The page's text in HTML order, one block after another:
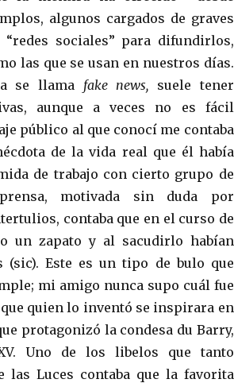
algunos cargados de graves
sociales” para difundirlos,
las que se usan en nuestros días.
se llama fake news, suele tener
aunque a veces no es fácil
público al que conocí me contaba
de la vida real que él había
de trabajo con cierto grupo de
motivada sin duda por
contaba que en el curso de
un zapato y al sacudirlo habían
(sic). Este es un tipo de bulo que
mi amigo nunca supo cuál fue
quien lo inventó se inspirara en
protagonizó la condesa du Barry,
Uno de los libelos que tanto
Luces contaba que la favorita